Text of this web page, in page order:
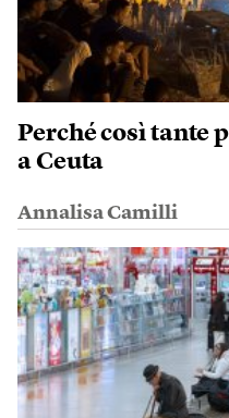
Perché così tante
a Ceuta
Annalisa Camilli